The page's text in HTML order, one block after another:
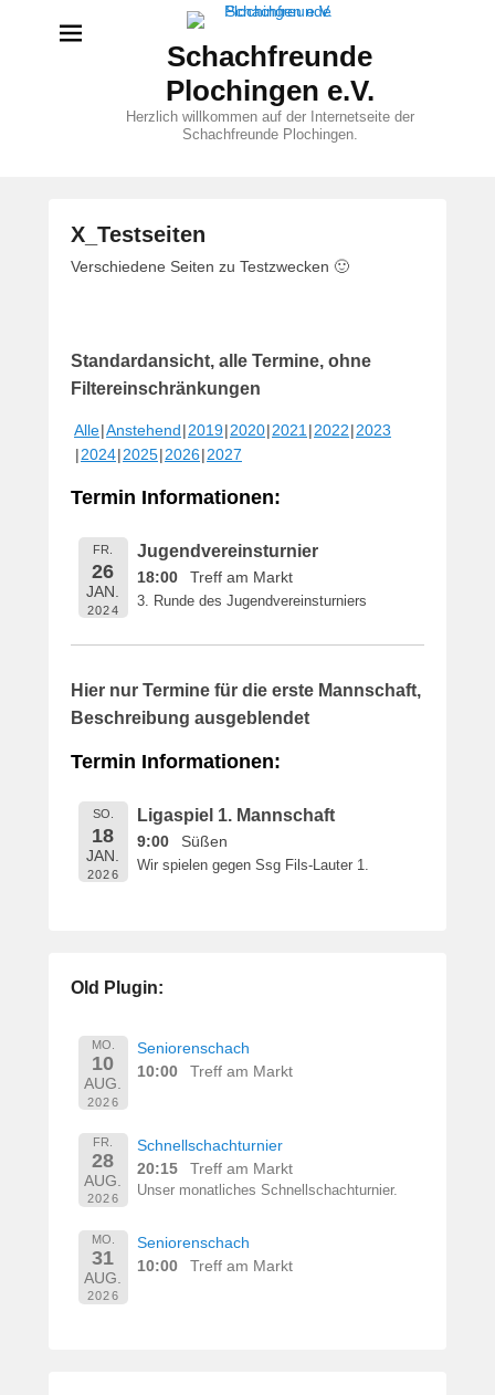
Schachfreunde
Plochingen e.V.
Herzlich willkommen auf der Internetseite der
Schachfreunde Plochingen.
X_Testseiten
V
f
f
n
6
M
a
e
Verschiedene Seiten zu Testzwecken 🙂
Standardansicht, alle Termine, ohne
Filtereinschränkungen
Alle Anstehend 2019 2020 2021 2022 2023
2024 2025 2026 2027
Termin Informationen:
FR.
26
JAN.
2024
Jugendvereinsturnier
18:00 Treff am Markt
3. Runde des Jugendvereinsturniers
Hier nur Termine für die erste Mannschaft,
Beschreibung ausgeblendet
Termin Informationen:
SO.
18
JAN.
2026
Ligaspiel 1. Mannschaft
9:00 Süßen
Wir spielen gegen Ssg Fils-Lauter 1.
Old Plugin:
MO.
10
AUG.
2026
Seniorenschach
10:00
Treff am Markt
FR.
28
AUG.
2026
Schnellschachturnier
20:15
Treff am Markt
Unser monatliches Schnellschachturnier.
MO.
31
AUG.
2026
Seniorenschach
10:00
Treff am Markt